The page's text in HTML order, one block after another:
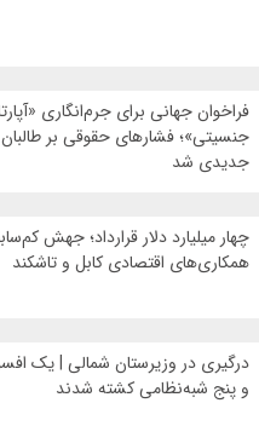
فراخوان جهانی برای جرم‌انگاری
جنسیتی»؛ فشارهای حقوقی بر طالبان
جدیدی شد
چهار میلیارد دلار قرارداد؛ جهش
همکاری‌های اقتصادی کابل و تاشکند
درگیری در وزیرستان شمالی | یک
و پنج شبه‌نظامی کشته شدند